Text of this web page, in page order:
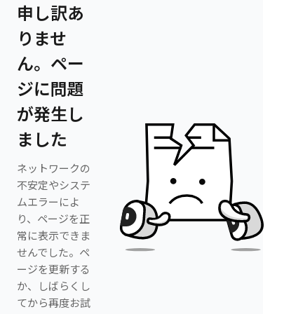
申し訳あ
りませ
ん。ペー
ジに問題
が発生し
ました
ネットワークの
不安定やシステ
ムエラーによ
り、ページを正
常に表示できま
せんでした。ペ
ージを更新する
か、しばらくし
てから再度お試